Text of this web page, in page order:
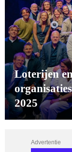
Loterijen
2025
Advertentie